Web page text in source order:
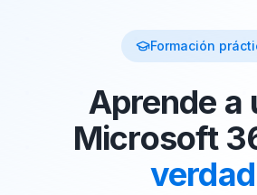
Formación
Aprende a
Microsoft
verdad